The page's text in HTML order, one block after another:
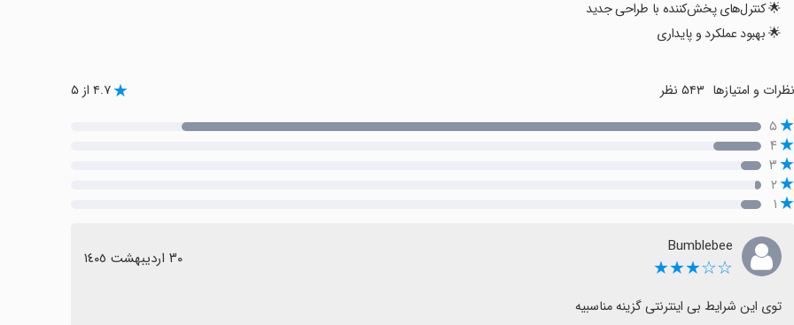
🌟 کنترل‌های پخش‌کننده با طراحی جدید
🌟 بهبود عملکرد و پایداری
نظرات و امتیازها ۴.۷ از ۵
۵
۴
۳
۲
۱
Bumblebee
☆☆★★★ ٣٠ اردیبهشت ١٤٠٥
توی این شرایط بی اینترنتی گزینه مناسبیه